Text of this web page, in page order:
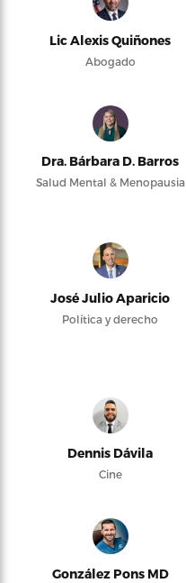
Lic Alexis Quiñones
Abogado
Dra. Bárbara D. Barros
Salud Mental & Menopausia
José Julio Aparicio
Política y derecho
Dennis Dávila
Cine
González Pons MD